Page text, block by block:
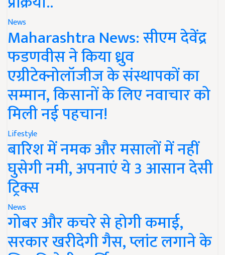
News
Maharashtra News: सीएम देवेंद्र
फडणवीस ने किया ध्रुव
एग्रीटेक्नोलॉजीज के संस्थापकों का
सम्मान, किसानों के लिए नवाचार को
मिली नई पहचान!
Lifestyle
बारिश में नमक और मसालों में नहीं
घुसेगी नमी, अपनाएं ये 3 आसान देसी
ट्रिक्स
News
गोबर और कचरे से होगी कमाई,
सरकार खरीदेगी गैस, प्लांट लगाने के